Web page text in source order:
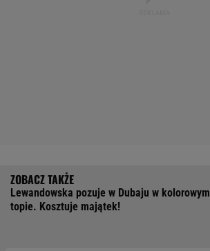
Lewandowska pozuje w Dubaju w kolorowym
topie. Kosztuje majątek!